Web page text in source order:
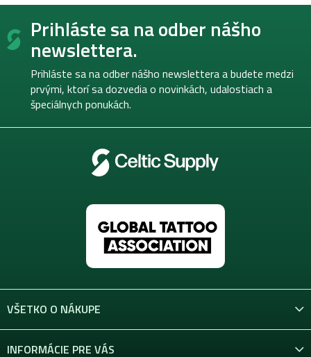
Z
Prihláste sa na odber nášho
newslettera.
Prihláste sa na odber nášho newslettera a budete medzi
prvými, ktorí sa dozvedia o novinkách, udalostiach a
špeciálnych ponukách.
VŠETKO O NÁKUPE
INFORMÁCIE PRE VÁS